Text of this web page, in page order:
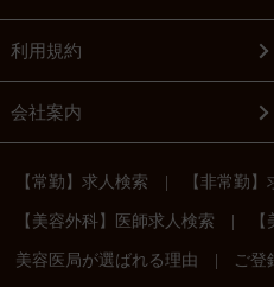
利用規約
会社案内
【常勤】求人検索 | 【非常勤
【美容外科】医師求人検索 |
美容医局が選ばれる理由 | ご登